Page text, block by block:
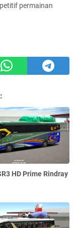
permainan
HD Prime Rindray